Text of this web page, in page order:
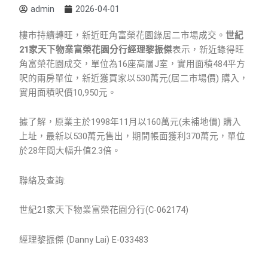
admin 2026-04-01
樓市持續轉旺，新近旺角富榮花園錄居二市場成交。世紀
21家天下物業富榮花園分行經理黎振傑表示，新近錄得旺
角富榮花園成交，單位為16座高層J室，實用面積484平方
呎的兩房單位，新近獲買家以530萬元(居二市場價) 購入，
實用面積呎價10,950元。
據了解，原業主於1998年11月以160萬元(未補地價) 購入
上址，最新以530萬元售出，期間帳面獲利370萬元，單位
於28年間大幅升值2.3倍。
聯絡及查詢:
世紀21家天下物業富榮花園分行(C-062174)
經理黎振傑 (Danny Lai) E-033483